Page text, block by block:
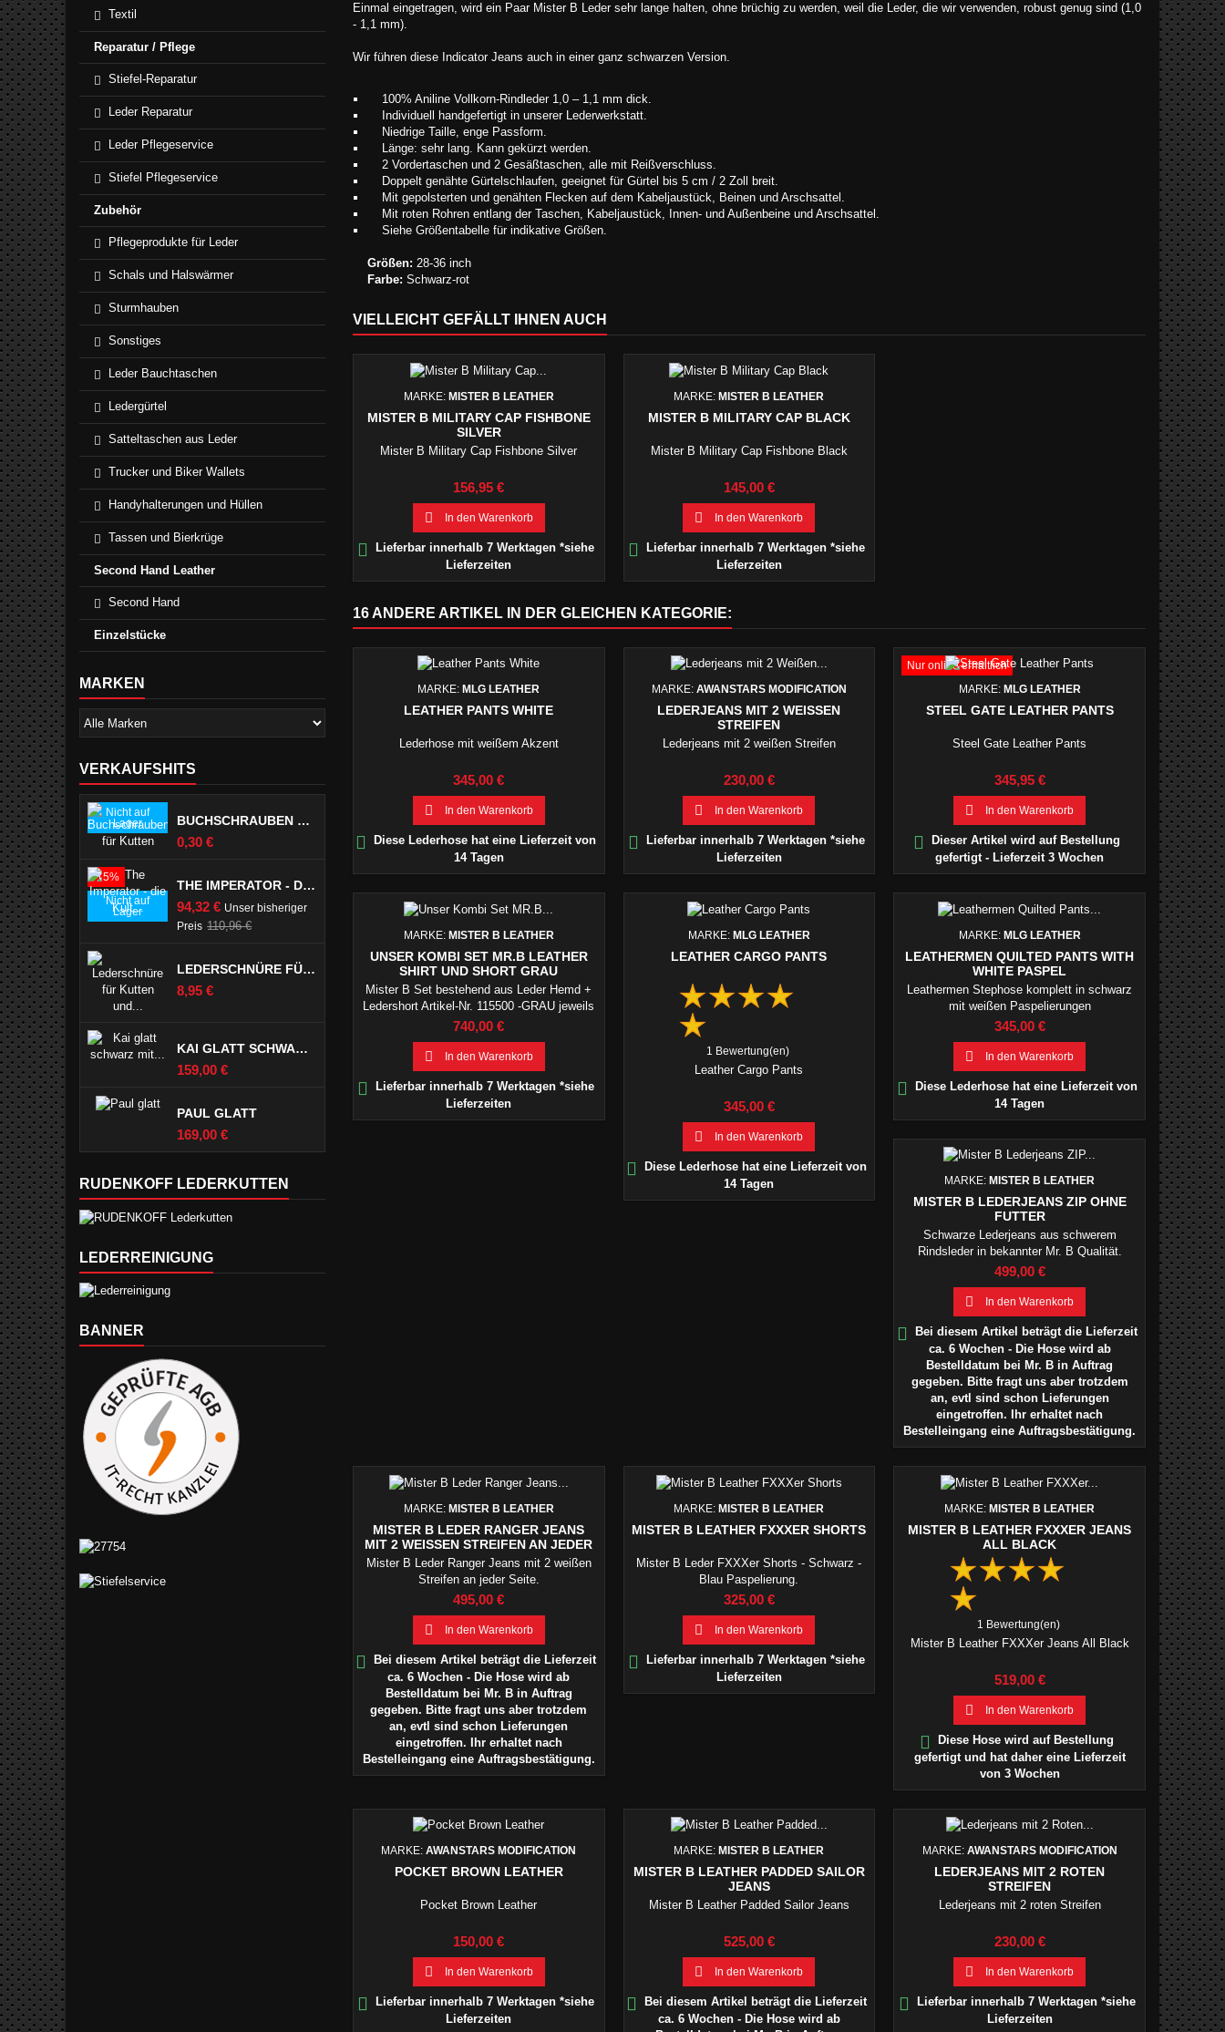
Textil
Reparatur / Pflege
Stiefel-Reparatur
Leder Reparatur
Leder Pflegeservice
Stiefel Pflegeservice
Zubehör
Pflegeprodukte für Leder
Schals und Halswärmer
Sturmhauben
Sonstiges
Leder Bauchtaschen
Ledergürtel
Satteltaschen aus Leder
Trucker und Biker Wallets
Handyhalterungen und Hüllen
Tassen und Bierkrüge
Second Hand Leather
Second Hand
Einzelstücke
MARKEN
VERKAUFSHITS
Nicht auf
Lager
BUCHSCHRAUBEN FÜR KUTTEN
Preis
0,30 €
-15%
Nicht auf
Lager
THE IMPERATOR - DIE KULT LEDERKUTTE
Preis
94,32 € Unser bisheriger
Preis Verkaufspreis
110,96 €
LEDERSCHNÜRE FÜR KUTTEN UND LEDERJEANS SCHWARZ
Preis
8,95 €
KAI GLATT SCHWARZ MIT PASPELTSCHEN
Preis
159,00 €
PAUL GLATT
Preis
169,00 €
RUDENKOFF LEDERKUTTEN
LEDERREINIGUNG
BANNER
Einmal eingetragen, wird ein Paar Mister B Leder sehr lange halten, ohne brüchig zu werden, weil die Leder, die wir verwenden, robust genug sind (1,0
- 1,1 mm).
Wir führen diese Indicator Jeans auch in einer ganz schwarzen Version.
100% Aniline Vollkorn-Rindleder 1,0 – 1,1 mm dick.
Individuell handgefertigt in unserer Lederwerkstatt.
Niedrige Taille, enge Passform.
Länge: sehr lang. Kann gekürzt werden.
2 Vordertaschen und 2 Gesäßtaschen, alle mit Reißverschluss.
Doppelt genähte Gürtelschlaufen, geeignet für Gürtel bis 5 cm / 2 Zoll breit.
Mit gepolsterten und genähten Flecken auf dem Kabeljaustück, Beinen und Arschsattel.
Mit roten Rohren entlang der Taschen, Kabeljaustück, Innen- und Außenbeine und Arschsattel.
Siehe Größentabelle für indikative Größen.
Größen: 28-36 inch
Farbe: Schwarz-rot
VIELLEICHT GEFÄLLT IHNEN AUCH
MARKE: MISTER B LEATHER
MISTER B MILITARY CAP FISHBONE
SILVER
Mister B Military Cap Fishbone Silver
Preis
156,95 €
 In den Warenkorb

Lieferbar innerhalb 7 Werktagen *siehe
Lieferzeiten
MARKE:MISTER B LEATHER
MISTER B MILITARY CAP BLACK
Mister B Military Cap Fishbone Black
Preis
145,00 €
 In den Warenkorb

Lieferbar innerhalb 7 Werktagen *siehe
Lieferzeiten
16 ANDERE ARTIKEL IN DER GLEICHEN KATEGORIE:
MARKE: MLG LEATHER
LEATHER PANTS WHITE
Lederhose mit weißem Akzent
Preis
345,00 €
 In den Warenkorb

Diese Lederhose hat eine Lieferzeit von
14 Tagen
MARKE: AWANSTARS MODIFICATION
LEDERJEANS MIT 2 WEISSEN S
TREIFEN
Lederjeans mit 2 weißen Streifen
Preis
230,00 €
 In den Warenkorb

Lieferbar innerhalb 7 Werktagen *siehe
Lieferzeiten
Nur online erhältlich
MARKE: MLG LEATHER
STEEL GATE LEATHER PANTS
Steel Gate Leather Pants
Preis
345,95 €
 In den Warenkorb

Dieser Artikel wird auf Bestellung
gefertigt - Lieferzeit 3 Wochen
MARKE: MISTER B LEATHER
UNSER KOMBI SET MR.B LEATHER
SHIRT UND SHORT GRAU
Mister B Set bestehend aus Leder Hemd +
Ledershort Artikel-Nr. 115500 -GRAU jeweils
mit blauen Paspelierungen. GRATIS dazu
Preis
740,00 €
 In den Warenkorb

Lieferbar innerhalb 7 Werktagen *siehe
Lieferzeiten
MARKE: MLG LEATHER
LEATHER CARGO PANTS
1 Bewertung(en)
Leather Cargo Pants
Preis
345,00 €
 In den Warenkorb

Diese Lederhose hat eine Lieferzeit von
14 Tagen
MARKE: MLG LEATHER
LEATHERMEN QUILTED PANTS WITH
WHITE PASPEL
Leathermen Stephose komplett in schwarz
mit weißen Paspelierungen
Preis
345,00 €
 In den Warenkorb

Diese Lederhose hat eine Lieferzeit von
14 Tagen
MARKE: MISTER B LEATHER
MISTER B LEDERJEANS ZIP OHNE
FUTTER
Schwarze Lederjeans aus schwerem
Rindsleder in bekannter Mr. B Qualität.
OHNE FUTTER
Preis
499,00 €
 In den Warenkorb

Bei diesem Artikel beträgt die Lieferzeit
ca. 6 Wochen - Die Hose wird ab
Bestelldatum bei Mr. B in Auftrag
gegeben. Bitte fragt uns aber trotzdem
an, evtl sind schon Lieferungen
eingetroffen. Ihr erhaltet nach
Bestelleingang eine Auftragsbestätigung.
MARKE: MISTER B LEATHER
MISTER B LEDER RANGER JEANS
MIT 2 WEISSEN STREIFEN AN JEDER S
EITE.
Mister B Leder Ranger Jeans mit 2 weißen
Streifen an jeder Seite.
Preis
495,00 €
 In den Warenkorb

Bei diesem Artikel beträgt die Lieferzeit
ca. 6 Wochen - Die Hose wird ab
Bestelldatum bei Mr. B in Auftrag
gegeben. Bitte fragt uns aber trotzdem
an, evtl sind schon Lieferungen
eingetroffen. Ihr erhaltet nach
Bestelleingang eine Auftragsbestätigung.
MARKE:MISTER B LEATHER
MISTER B LEATHER FXXXER SHORTS
Mister B Leder FXXXer Shorts - Schwarz -
Blau Paspelierung.
Preis
325,00 €
 In den Warenkorb

Lieferbar innerhalb 7 Werktagen *siehe
Lieferzeiten
MARKE:MISTER B LEATHER
MISTER B LEATHER FXXXER JEANS
ALL BLACK
1 Bewertung(en)
Mister B Leather FXXXer Jeans All Black
Preis
519,00 €
 In den Warenkorb

Diese Hose wird auf Bestellung
gefertigt und hat daher eine Lieferzeit
von 3 Wochen
MARKE:AWANSTARS MODIFICATION
POCKET BROWN LEATHER
Pocket Brown Leather
Preis
150,00 €
 In den Warenkorb

Lieferbar innerhalb 7 Werktagen *siehe
Lieferzeiten
MARKE: MISTER B LEATHER
MISTER B LEATHER PADDED SAILOR
JEANS
Mister B Leather Padded Sailor Jeans
Preis
525,00 €
 In den Warenkorb

Bei diesem Artikel beträgt die Lieferzeit
ca. 6 Wochen - Die Hose wird ab
MARKE: AWANSTARS MODIFICATION
LEDERJEANS MIT 2 ROTEN
STREIFEN
Lederjeans mit 2 roten Streifen
Preis
230,00 €
 In den Warenkorb

Lieferbar innerhalb 7 Werktagen *siehe
Lieferzeiten